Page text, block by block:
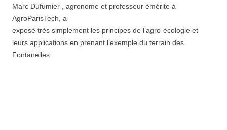
Marc Dufumier , agronome et professeur émérite à
AgroParisTech, a
exposé très simplement les principes de l’agro-écologie et
leurs applications en prenant l’exemple du terrain des
Fontanelles.